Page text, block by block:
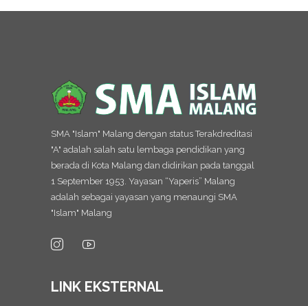
SMA "Islam" Malang dengan status Terakdreditasi
"A" adalah salah satu lembaga pendidikan yang
berada di Kota Malang dan didirikan pada tanggal
1 September 1953. Yayasan “Yaperis” Malang
adalah sebagai yayasan yang menaungi SMA
"Islam" Malang
LINK EKSTERNAL